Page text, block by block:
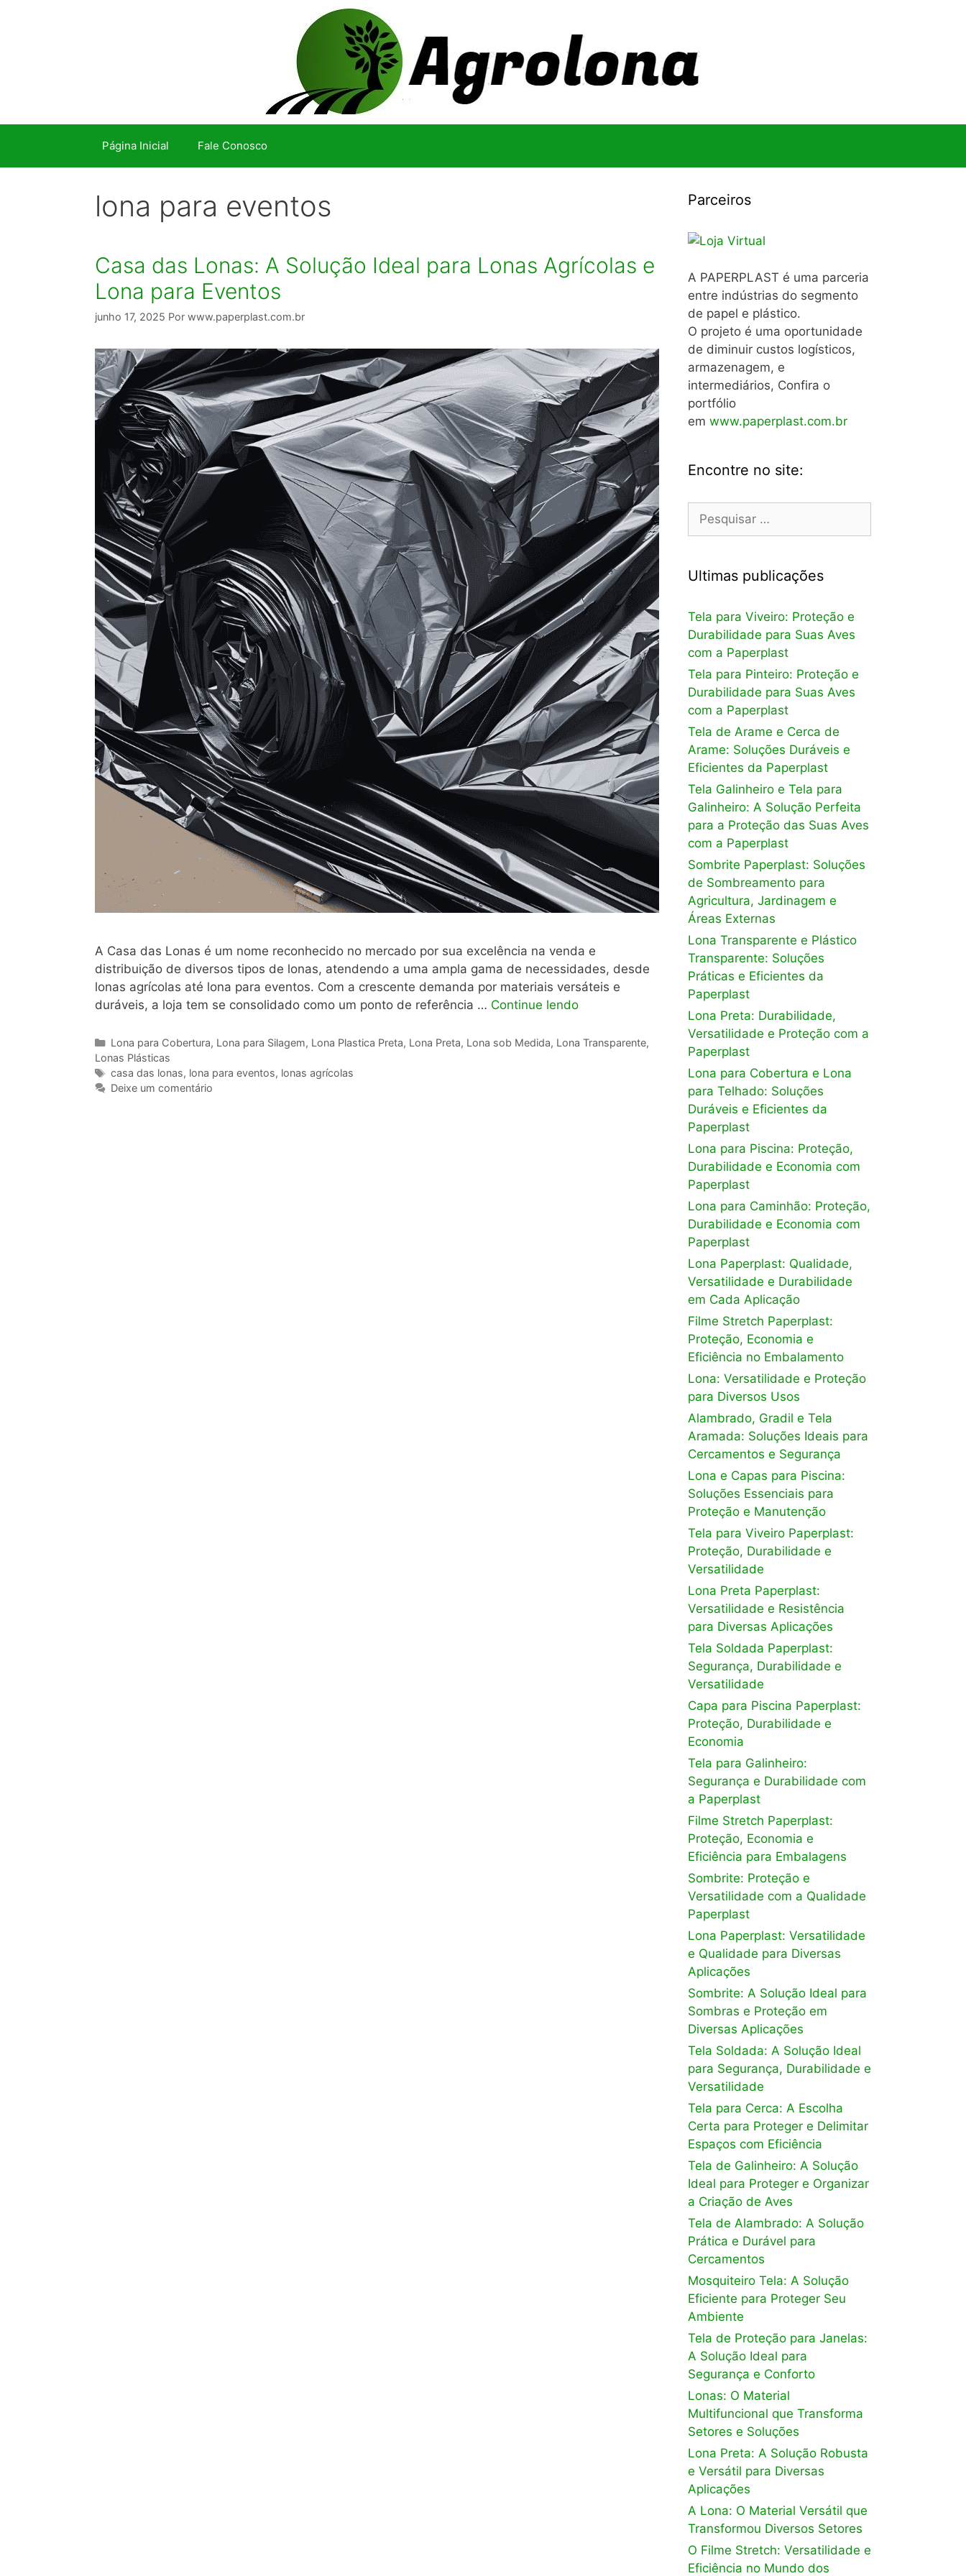
Página Inicial Fale Conosco
lona para eventos
Casa das Lonas: A Solução Ideal para Lonas Agrícolas e
Lona para Eventos
junho 17, 2025 Por www.paperplast.com.br
A Casa das Lonas é um nome reconhecido no mercado por sua excelência na venda e
distribuição de diversos tipos de lonas, atendendo a uma ampla gama de necessidades, desde
lonas agrícolas até lona para eventos. Com a crescente demanda por materiais versáteis e
duráveis, a loja tem se consolidado como um ponto de referência … Continue lendo
Categorias
Lona para Cobertura, Lona para Silagem, Lona Plastica Preta, Lona Preta, Lona sob Medida, Lona Transparente,
Lonas Plásticas
Tags
casa das lonas, lona para eventos, lonas agrícolas
Deixe um comentário
Parceiros
A PAPERPLAST é uma parceria
entre indústrias do segmento
de papel e plástico.
O projeto é uma oportunidade
de diminuir custos logísticos,
armazenagem, e
intermediários, Confira o
portfólio
em www.paperplast.com.br
Encontre no site:
por:
Ultimas publicações
Tela para Viveiro: Proteção e
Durabilidade para Suas Aves
com a Paperplast
Tela para Pinteiro: Proteção e
Durabilidade para Suas Aves
com a Paperplast
Tela de Arame e Cerca de
Arame: Soluções Duráveis e
Eficientes da Paperplast
Tela Galinheiro e Tela para
Galinheiro: A Solução Perfeita
para a Proteção das Suas Aves
com a Paperplast
Sombrite Paperplast: Soluções
de Sombreamento para
Agricultura, Jardinagem e
Áreas Externas
Lona Transparente e Plástico
Transparente: Soluções
Práticas e Eficientes da
Paperplast
Lona Preta: Durabilidade,
Versatilidade e Proteção com a
Paperplast
Lona para Cobertura e Lona
para Telhado: Soluções
Duráveis e Eficientes da
Paperplast
Lona para Piscina: Proteção,
Durabilidade e Economia com
Paperplast
Lona para Caminhão: Proteção,
Durabilidade e Economia com
Paperplast
Lona Paperplast: Qualidade,
Versatilidade e Durabilidade
em Cada Aplicação
Filme Stretch Paperplast:
Proteção, Economia e
Eficiência no Embalamento
Lona: Versatilidade e Proteção
para Diversos Usos
Alambrado, Gradil e Tela
Aramada: Soluções Ideais para
Cercamentos e Segurança
Lona e Capas para Piscina:
Soluções Essenciais para
Proteção e Manutenção
Tela para Viveiro Paperplast:
Proteção, Durabilidade e
Versatilidade
Lona Preta Paperplast:
Versatilidade e Resistência
para Diversas Aplicações
Tela Soldada Paperplast:
Segurança, Durabilidade e
Versatilidade
Capa para Piscina Paperplast:
Proteção, Durabilidade e
Economia
Tela para Galinheiro:
Segurança e Durabilidade com
a Paperplast
Filme Stretch Paperplast:
Proteção, Economia e
Eficiência para Embalagens
Sombrite: Proteção e
Versatilidade com a Qualidade
Paperplast
Lona Paperplast: Versatilidade
e Qualidade para Diversas
Aplicações
Sombrite: A Solução Ideal para
Sombras e Proteção em
Diversas Aplicações
Tela Soldada: A Solução Ideal
para Segurança, Durabilidade e
Versatilidade
Tela para Cerca: A Escolha
Certa para Proteger e Delimitar
Espaços com Eficiência
Tela de Galinheiro: A Solução
Ideal para Proteger e Organizar
a Criação de Aves
Tela de Alambrado: A Solução
Prática e Durável para
Cercamentos
Mosquiteiro Tela: A Solução
Eficiente para Proteger Seu
Ambiente
Tela de Proteção para Janelas:
A Solução Ideal para
Segurança e Conforto
Lonas: O Material
Multifuncional que Transforma
Setores e Soluções
Lona Preta: A Solução Robusta
e Versátil para Diversas
Aplicações
A Lona: O Material Versátil que
Transformou Diversos Setores
O Filme Stretch: Versatilidade e
Eficiência no Mundo dos